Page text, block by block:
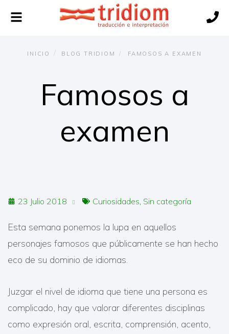
Alternar
navegación
INICIO BLOG TRIDIOM FAMOSOS A EXAMEN
Famosos a
examen
23 Julio 2018 Curiosidades Sin categoría
Esta semana ponemos la lupa en aquellos
personajes famosos que públicamente se han hecho
eco de su dominio de idiomas.
Juzgar el nivel de idioma que tiene una persona es
complicado, hay que valorar diferentes disciplinas
como expresión oral, escrita, comprensión, acento,